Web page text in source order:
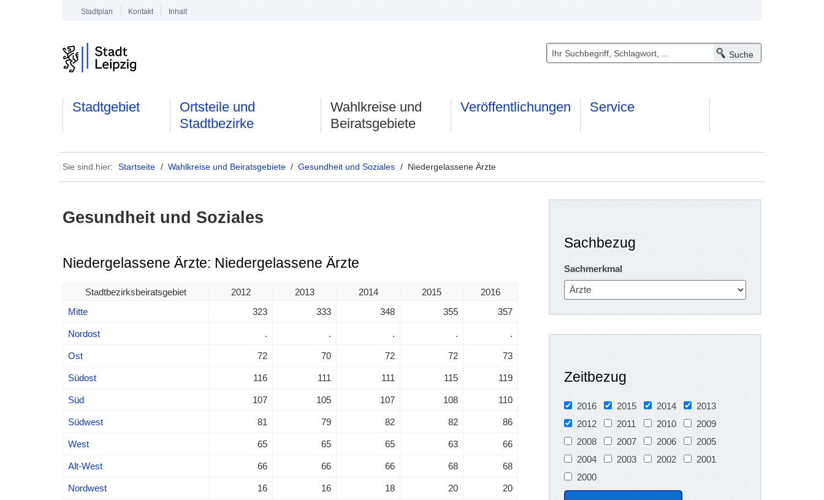
Stadtplan Kontakt Inhalt
Stadtgebiet
Ortsteile und
Stadtbezirke
Wahlkreise und
Beiratsgebiete
Veröffentlichungen Service
Sie sind hier: Startseite / Wahlkreise und Beiratsgebiete /Gesundheit und Soziales / Niedergelassene Ärzte
Gesundheit und Soziales
Niedergelassene Ärzte: Niedergelassene Ärzte
Stadtbezirksbeiratsgebiet 2012 2013 2014 2015
2016
Mitte
323 333 348 355 357
Nordost . . . . .
Ost 72 70 72 72 73
Südost 116 111 111 115 119
Süd 107 105 107 108 110
Südwest 81 79 82 82 86
West 65 65 65 63 66
Alt-West 66 66 66 68 68
Nordwest 16 16 18 20 20
Sachbezug
Sachmerkmal
Zeitbezug
2016 2015 2014
2013
2012
2011 2010
2009
2008
2007 2006
2005
2004
2003 2002
2001
2000